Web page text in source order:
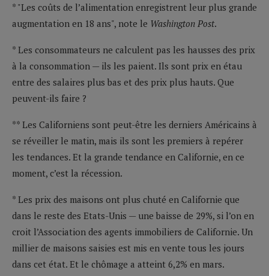
* "Les coûts de l’alimentation enregistrent leur plus grande
augmentation en 18 ans", note le Washington Post.
* Les consommateurs ne calculent pas les hausses des prix
à la consommation — ils les paient. Ils sont prix en étau
entre des salaires plus bas et des prix plus hauts. Que
peuvent-ils faire ?
** Les Californiens sont peut-être les derniers Américains à
se réveiller le matin, mais ils sont les premiers à repérer
les tendances. Et la grande tendance en Californie, en ce
moment, c’est la récession.
* Les prix des maisons ont plus chuté en Californie que
dans le reste des Etats-Unis — une baisse de 29%, si l’on en
croit l’Association des agents immobiliers de Californie. Un
millier de maisons saisies est mis en vente tous les jours
dans cet état. Et le chômage a atteint 6,2% en mars.